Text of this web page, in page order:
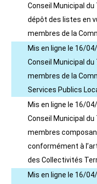
Conseil Municipal du
dépôt des listes en
membres de la
Mis en ligne le 16/
Conseil Municipal du
membres de la
Services Publics
Mis en ligne le 16/
Conseil Municipal du
membres
conformément à
des Collectivités
Mis en ligne le 16/